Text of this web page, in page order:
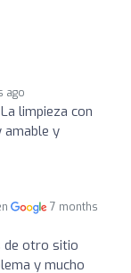
ago
limpieza con
amable y
7 months
de otro sitio
y mucho